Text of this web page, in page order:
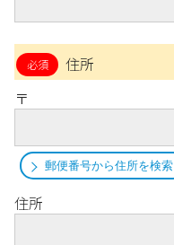
住所
〒
郵便番号から住所を検索
住所